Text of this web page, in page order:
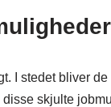
I stedet bliver
skjulte